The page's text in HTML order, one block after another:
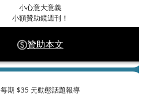
小心意大意義
小額贊助鏡週刊！
贊助本文
每期 $35 元動態話題報導